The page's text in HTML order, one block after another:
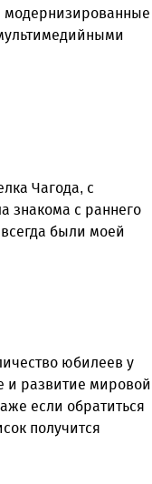
модернизированные
Чагода, с
знакома с раннего
были моей
юбилеев у
и развитие мировой
если обратиться
получится